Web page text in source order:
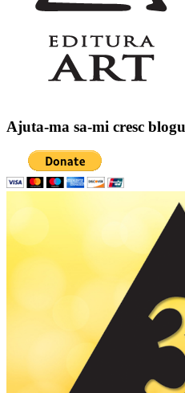
Ajuta-ma sa-mi cresc